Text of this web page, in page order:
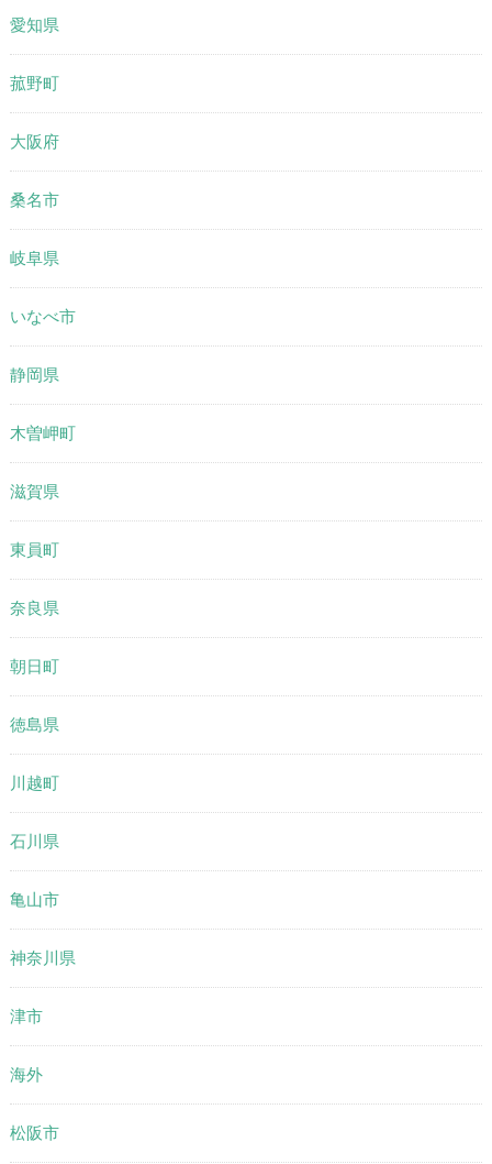
愛知県
菰野町
大阪府
桑名市
岐阜県
いなべ市
静岡県
木曽岬町
滋賀県
東員町
奈良県
朝日町
徳島県
川越町
石川県
亀山市
神奈川県
津市
海外
松阪市